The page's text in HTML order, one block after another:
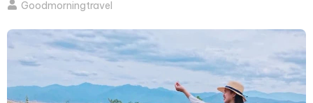
Goodmorningtravel